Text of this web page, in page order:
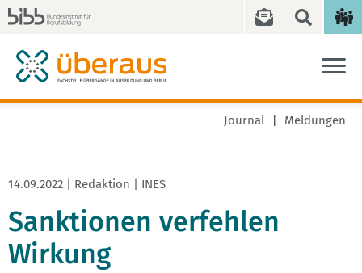
Journal Meldungen
14.09.2022 | Redaktion | INES
Sanktionen verfehlen
Wirkung